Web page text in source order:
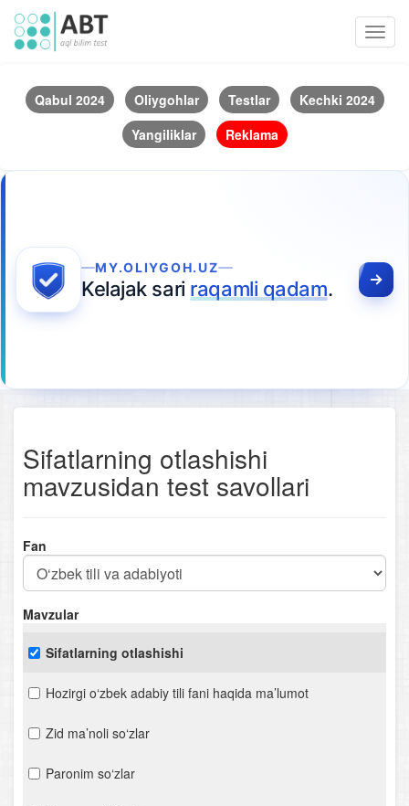
Qabul 2024 Oliygohlar Testlar
Kechki 2024
Yangiliklar
Reklama
MY.OLIYGOH.UZ
Kelajak sari raqamli qadam.
Sifatlarning otlashishi
mavzusidan test savollari
Fan
Mavzular
Sifatlarning otlashishi
Hozirgi o‘zbek adabiy tili fani haqida ma’lumot
Zid ma’noli so‘zlar
Paronim so‘zlar